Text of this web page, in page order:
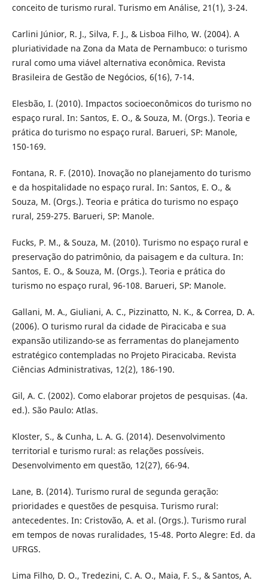
conceito de turismo rural. Turismo em Análise, 21(1), 3-24.
Carlini Júnior, R. J., Silva, F. J., & Lisboa Filho, W. (2004). A
pluriatividade na Zona da Mata de Pernambuco: o turismo
rural como uma viável alternativa econômica. Revista
Brasileira de Gestão de Negócios, 6(16), 7-14.
Elesbão, I. (2010). Impactos socioeconômicos do turismo no
espaço rural. In: Santos, E. O., & Souza, M. (Orgs.). Teoria e
prática do turismo no espaço rural. Barueri, SP: Manole,
150-169.
Fontana, R. F. (2010). Inovação no planejamento do turismo
e da hospitalidade no espaço rural. In: Santos, E. O., &
Souza, M. (Orgs.). Teoria e prática do turismo no espaço
rural, 259-275. Barueri, SP: Manole.
Fucks, P. M., & Souza, M. (2010). Turismo no espaço rural e
preservação do patrimônio, da paisagem e da cultura. In:
Santos, E. O., & Souza, M. (Orgs.). Teoria e prática do
turismo no espaço rural, 96-108. Barueri, SP: Manole.
Gallani, M. A., Giuliani, A. C., Pizzinatto, N. K., & Correa, D. A.
(2006). O turismo rural da cidade de Piracicaba e sua
expansão utilizando-se as ferramentas do planejamento
estratégico contempladas no Projeto Piracicaba. Revista
Ciências Administrativas, 12(2), 186-190.
Gil, A. C. (2002). Como elaborar projetos de pesquisas. (4a.
ed.). São Paulo: Atlas.
Kloster, S., & Cunha, L. A. G. (2014). Desenvolvimento
territorial e turismo rural: as relações possíveis.
Desenvolvimento em questão, 12(27), 66-94.
Lane, B. (2014). Turismo rural de segunda geração:
prioridades e questões de pesquisa. Turismo rural:
antecedentes. In: Cristovão, A. et al. (Orgs.). Turismo rural
em tempos de novas ruralidades, 15-48. Porto Alegre: Ed. da
UFRGS.
Lima Filho, D. O., Tredezini, C. A. O., Maia, F. S., & Santos, A.